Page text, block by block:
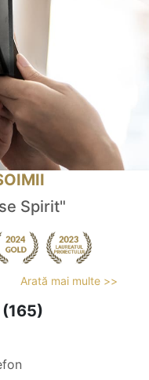
Spirit"
Arată mai multe >>
(165)